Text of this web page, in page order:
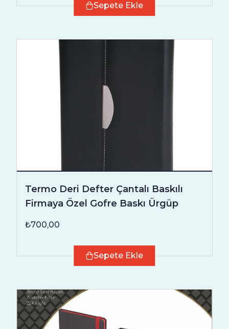
Sepete Ekle
Termo Deri Defter Çantalı Baskılı
Firmaya Özel Gofre Baskı Ürgüp
₺700,00
Sepete Ekle